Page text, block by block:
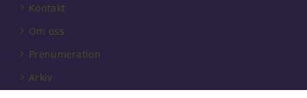
Kontakt
Om oss
Prenumeration
Arkiv